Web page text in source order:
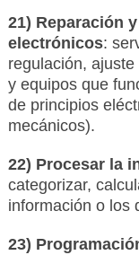
21) Reparación
electrónicos:
regulación,
y equipos que
de principios
mecánicos).
22) Procesar la
categorizar,
información o los
23)